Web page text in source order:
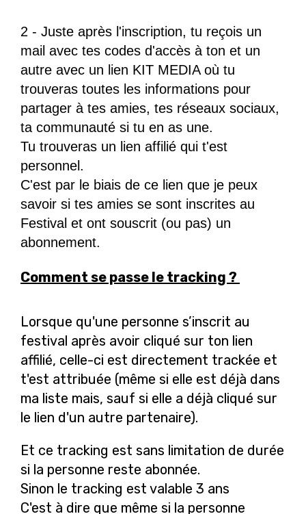
2 - Juste après l'inscription, tu reçois un
mail avec tes codes d'accès à ton et un
autre avec un lien KIT MEDIA où tu
trouveras toutes les informations pour
partager à tes amies, tes réseaux sociaux,
ta communauté si tu en as une.
Tu trouveras un lien affilié qui t'est
personnel.
C'est par le biais de ce lien que je peux
savoir si tes amies se sont inscrites au
Festival et ont souscrit (ou pas) un
abonnement.
Comment se passe le tracking ?
Lorsque qu'une personne s’inscrit au
festival après avoir cliqué sur ton lien
affilié, celle-ci est directement trackée et
t'est attribuée (même si elle est déjà dans
ma liste mais, sauf si elle a déjà cliqué sur
le lien d'un autre partenaire).
Et ce tracking est sans limitation de durée
si la personne reste abonnée.
Sinon le tracking est valable 3 ans
C'est à dire que même si la personne